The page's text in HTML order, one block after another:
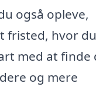
også opleve,
fristed, hvor
med at finde
og mere